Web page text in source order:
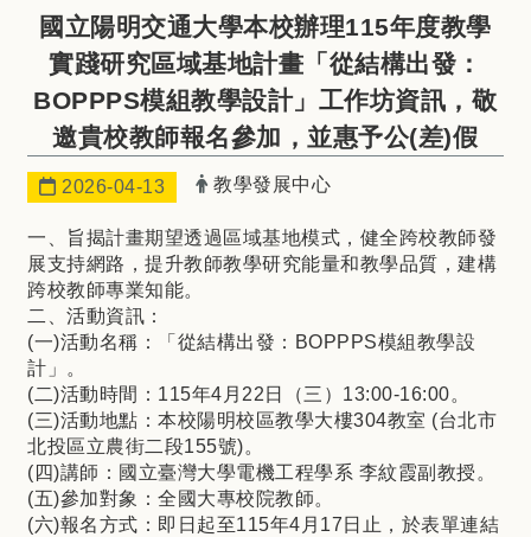
國立陽明交通大學本校辦理115年度教學
實踐研究區域基地計畫「從結構出發：
BOPPPS模組教學設計」工作坊資訊，敬
邀貴校教師報名參加，並惠予公(差)假
日期：
2026-04-13 發布者：
教學發展中心
一、旨揭計畫期望透過區域基地模式，健全跨校教師發
展支持網路，提升教師教學研究能量和教學品質，建構
跨校教師專業知能。
二、活動資訊：
(一)活動名稱：「從結構出發：BOPPPS模組教學設
計」。
(二)活動時間：115年4月22日（三）13:00-16:00。
(三)活動地點：本校陽明校區教學大樓304教室 (台北市
北投區立農街二段155號)。
(四)講師：國立臺灣大學電機工程學系 李紋霞副教授。
(五)參加對象：全國大專校院教師。
(六)報名方式：即日起至115年4月17日止，於表單連結